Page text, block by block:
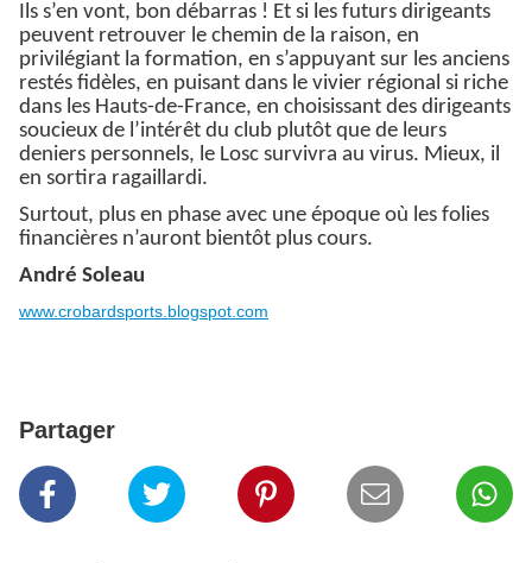
Ils s’en vont, bon débarras ! Et si les futurs dirigeants
peuvent retrouver le chemin de la raison, en
privilégiant la formation, en s’appuyant sur les anciens
restés fidèles, en puisant dans le vivier régional si riche
dans les Hauts-de-France, en choisissant des dirigeants
soucieux de l’intérêt du club plutôt que de leurs
deniers personnels, le Losc survivra au virus. Mieux, il
en sortira ragaillardi.
Surtout, plus en phase avec une époque où les folies
financières n’auront bientôt plus cours.
André Soleau
www.crobardsports.blogspot.com
Partager